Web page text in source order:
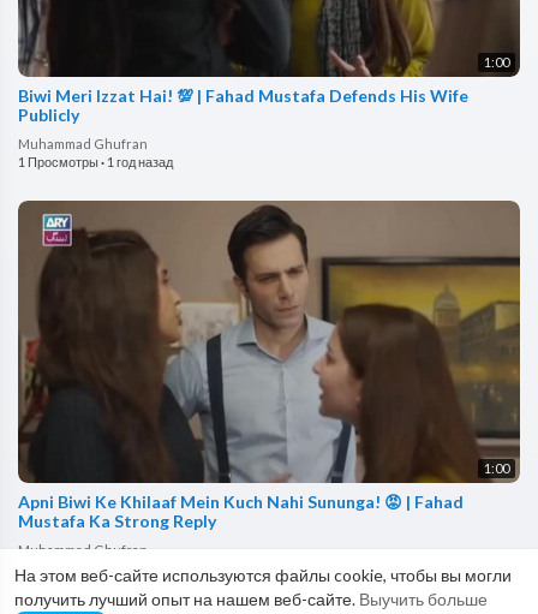
На этом веб-сайте используются файлы cookie, чтобы вы могли
получить лучший опыт на нашем веб-сайте. Выучить больше
1:00
Biwi Meri Izzat Hai! 💯 | Fahad Mustafa Defends His Wife
Publicly
Muhammad Ghufran
1 Просмотры· 1 год назад
1:00
Apni Biwi Ke Khilaaf Mein Kuch Nahi Sununga! 😡 | Fahad
Mustafa Ka Strong Reply
Muhammad Ghufran
384 Просмотры
1 год назад